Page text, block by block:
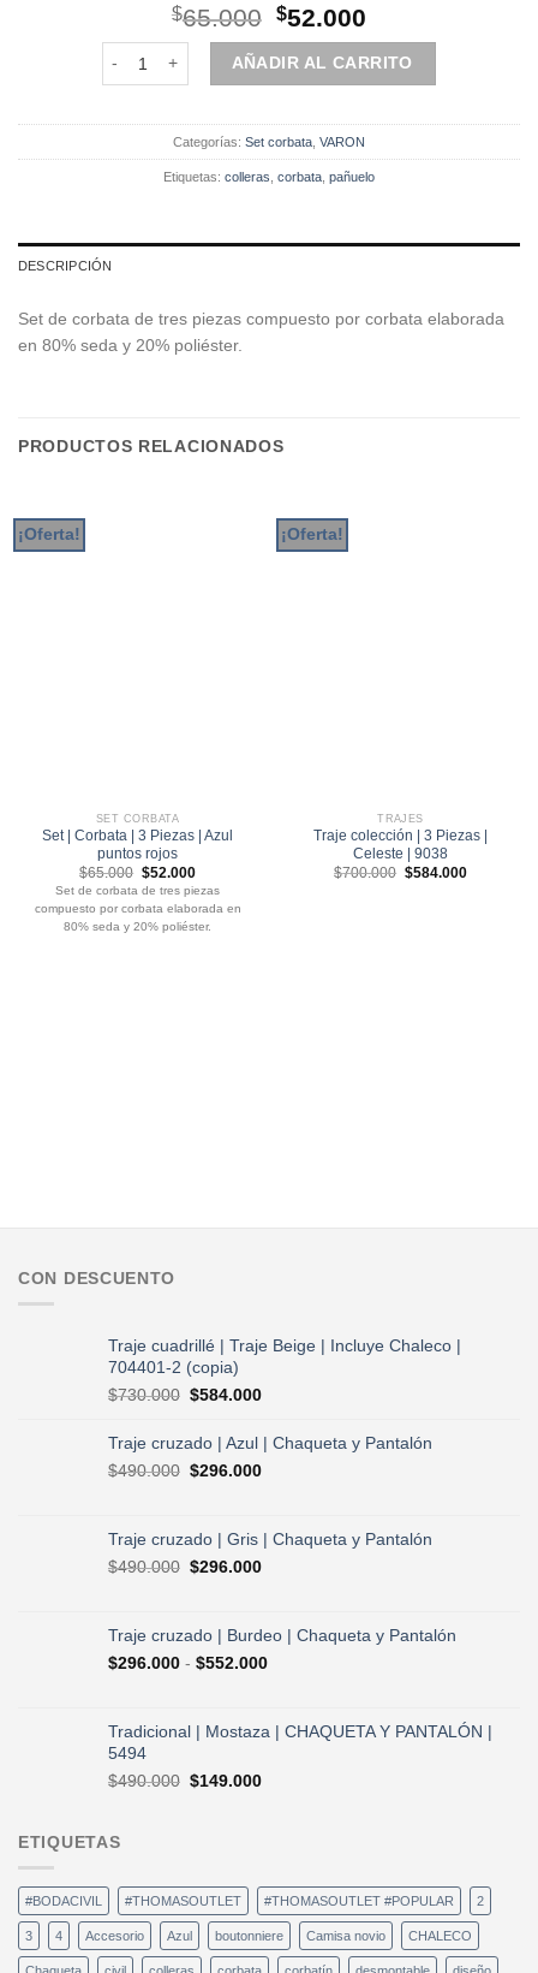
$65.000 El
precio
original
era:
$65.000.
$52.000
precio
actual
es:
$52.000.
Set | Corbata | 3 Piezas | Azul rey cantidad
AÑADIR AL CARRITO
Categorías: Set corbata VARON
Etiquetas: colleras corbata pañuelo
DESCRIPCIÓN
Set de corbata de tres piezas compuesto por corbata elaborada
en 80% seda y 20% poliéster.
PRODUCTOS RELACIONADOS
¡Oferta!
SET CORBATA
Set | Corbata | 3 Piezas | Azul
puntos rojos
$65.000 El
precio
original
era:
$65.000.
$52.000El
precio
actual
es:
$52.000.
Set de corbata de tres piezas
compuesto por corbata elaborada en
80% seda y 20% poliéster.
¡Oferta!
TRAJES
Traje colección | 3 Piezas |
Celeste | 9038
$700.000 El
$584.000El
CON DESCUENTO
Traje cuadrillé | Traje Beige | Incluye Chaleco |
704401-2 (copia)
$730.000 El
original
era:
$730.000.
$584.000El
actual
es:
Traje cruzado | Azul | Chaqueta y Pantalón
$490.000 El
era:
$490.000.
$296.000El
es:
Traje cruzado | Gris | Chaqueta y Pantalón
$490.000 El
era:
$490.000.
$296.000El
es:
Traje cruzado | Burdeo | Chaqueta y Pantalón
$296.000 - $552.000Rango
desde
Tradicional | Mostaza | CHAQUETA Y PANTALÓN |
5494
$490.000 El
$149.000El
ETIQUETAS
#BODACIVIL #THOMASOUTLET #THOMASOUTLET #POPULAR 2
3 4 Accesorio Azul boutonniere Camisa novio CHALECO